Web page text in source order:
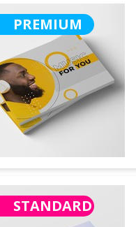
PREMIUM
STANDARD